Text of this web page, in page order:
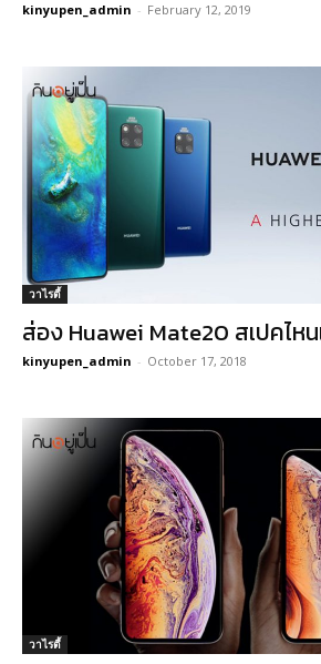
kinyupen_admin - February 12, 2019
วาไรตี้
ส่อง Huawei Mate20 สเปคไห
kinyupen_admin - October 17, 2018
วาไรตี้